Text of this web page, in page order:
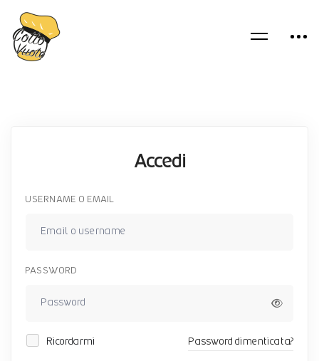
Accedi
USERNAME O EMAIL
PASSWORD
Ricordarmi Password dimenticata?